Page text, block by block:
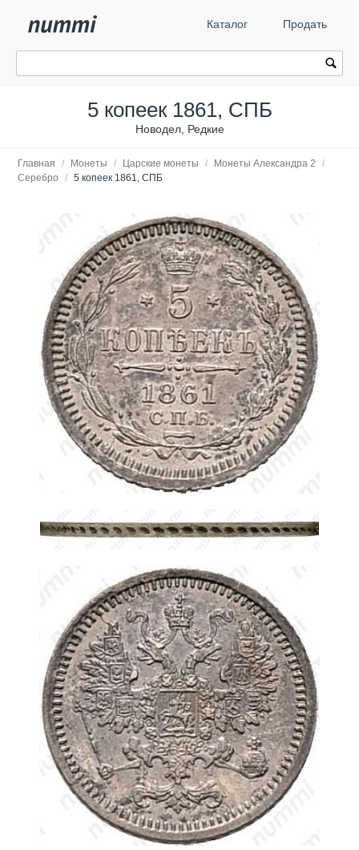
Каталог Продать
5 копеек 1861, СПБ
Новодел, Редкие
Главная / Монеты / Царские монеты / Монеты Александра 2
/
Серебро
/ 5 копеек 1861, СПБ